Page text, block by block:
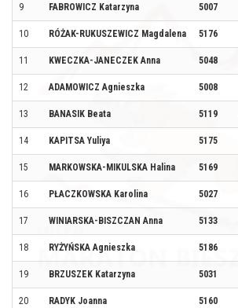
9 FABROWICZ Katarzyna 5007
10 RÓŻAK-RUKUSZEWICZ Magdalena 5176
11 KWECZKA-JANECZEK Anna 5048
12 ADAMOWICZ Agnieszka 5008
13 BANASIK Beata 5119
14 KAPITSA Yuliya 5175
15 MARKOWSKA-MIKULSKA Halina 5169
16 PŁACZKOWSKA Karolina 5027
17 WINIARSKA-BISZCZAN Anna 5133
18 RYŻYŃSKA Agnieszka 5186
19 BRZUSZEK Katarzyna 5031
20 RADYK Joanna 5160